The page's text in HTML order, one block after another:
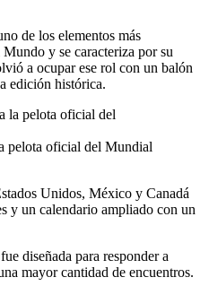
de los elementos más
y se caracteriza por su
a ocupar ese rol con un balón
edición histórica.
pelota oficial del Mundial
Unidos, México y Canadá
y un calendario ampliado con un
diseñada para responder a
mayor cantidad de encuentros.